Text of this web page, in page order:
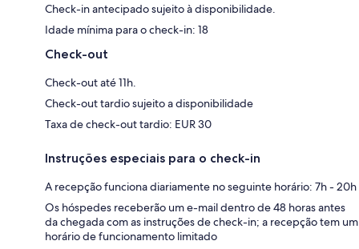
Check-in antecipado sujeito à disponibilidade.
Idade mínima para o check-in: 18
Check-out
Check-out até 11h.
Check-out tardio sujeito a disponibilidade
Taxa de check-out tardio: EUR 30
Instruções especiais para o check-in
A recepção funciona diariamente no seguinte horário: 7h - 20h
Os hóspedes receberão um e-mail dentro de 48 horas antes
da chegada com as instruções de check-in; a recepção tem um
horário de funcionamento limitado